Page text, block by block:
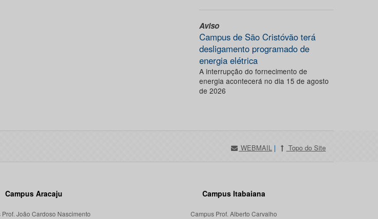
Aviso
Campus de São Cristóvão terá
desligamento programado de
energia elétrica
A interrupção do fornecimento de
energia acontecerá no dia 15 de agosto
de 2026
WEBMAIL | Topo do Site
Campus Aracaju
Prof. João Cardoso Nascimento
Campus Itabaiana
Campus Prof. Alberto Carvalho